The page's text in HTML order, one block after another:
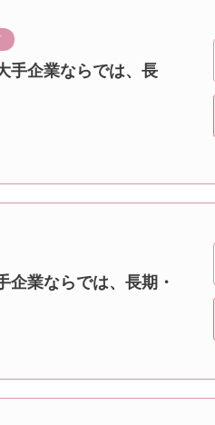
手企業ならでは、長
企業ならでは、長期・